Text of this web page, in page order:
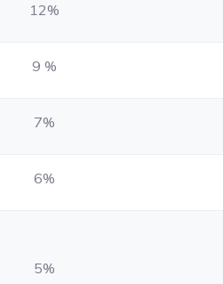
12%
9 %
7%
6%
5%